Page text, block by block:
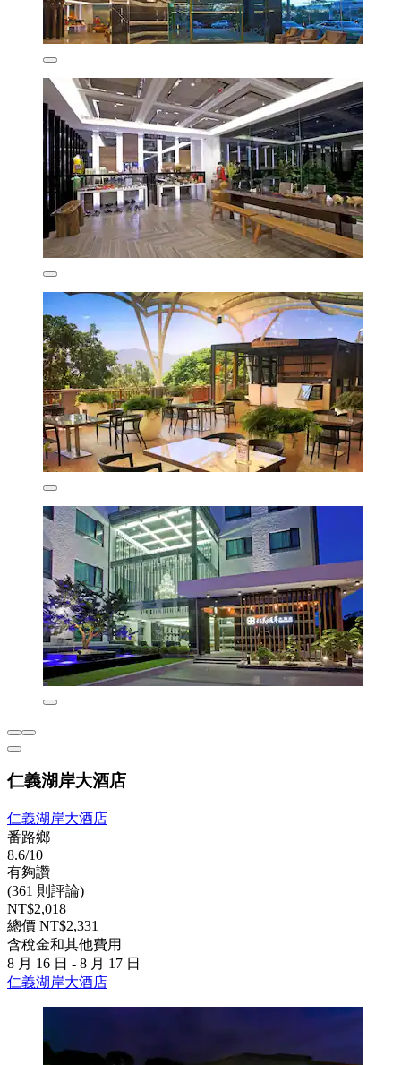
仁義湖岸大酒店
仁義湖岸大酒店
番路鄉
8.6/10
有夠讚
(361 則評論)
NT$2,018
總價 NT$2,331
含稅金和其他費用
8 月 16 日 - 8 月 17 日
仁義湖岸大酒店